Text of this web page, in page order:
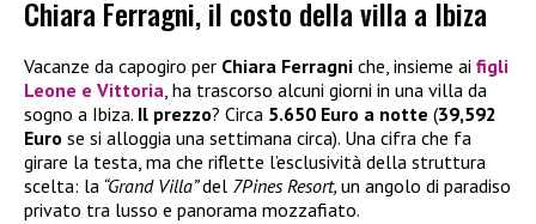
Chiara Ferragni, il costo della villa a Ibiza
Vacanze da capogiro per Chiara Ferragni che, insieme ai figli
Leone e Vittoria, ha trascorso alcuni giorni in una villa da
sogno a Ibiza. Il prezzo? Circa 5.650 Euro a notte (39,592
Euro se si alloggia una settimana circa). Una cifra che fa
girare la testa, ma che riflette l’esclusività della struttura
scelta: la “Grand Villa”del 7Pines Resort, un angolo di paradiso
privato tra lusso e panorama mozzafiato.